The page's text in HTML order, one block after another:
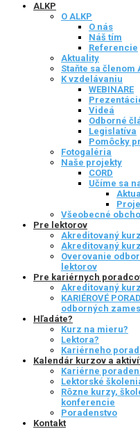
ALKP
O ALKP
O nás
Náš tím
Referencie
Aktuality
Staňte sa členom
K vzdelávaniu
WEBINARE
Videá
Odborné
Legislatíva
Pomôcky
Fotogaléria
Naše projekty
CORD
Učíme sa
Všeobecné
Pre lektorov
Akreditovaný
Akreditovaný kurz
Overovanie
lektorov
Pre kariérnych
Akreditovaný kurz
KARIÉROVÉ
odborných
Hľadáte?
Kurz na mieru?
Lektora?
Kariérneho
Kalendár kurzov a
Kariérne
Lektorské
Rôzne kurzy,
konferencie
Poradenstvo
Kontakt